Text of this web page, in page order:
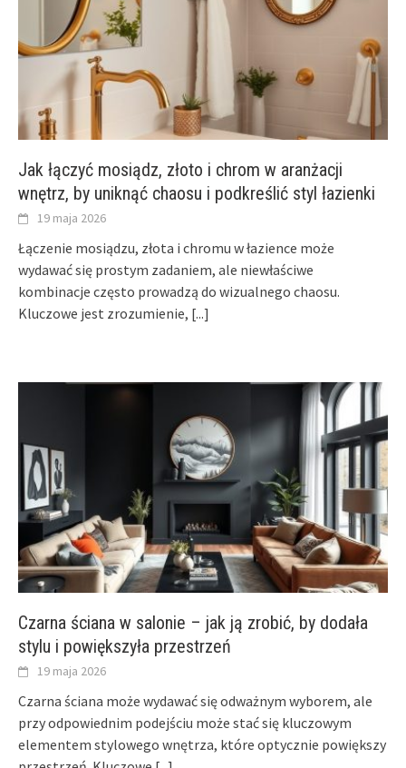
Jak łączyć mosiądz, złoto i chrom w aranżacji
wnętrz, by uniknąć chaosu i podkreślić styl łazienki
19 maja 2026
Łączenie mosiądzu, złota i chromu w łazience może
wydawać się prostym zadaniem, ale niewłaściwe
kombinacje często prowadzą do wizualnego chaosu.
Kluczowe jest zrozumienie, [...]
Czarna ściana w salonie – jak ją zrobić, by dodała
stylu i powiększyła przestrzeń
19 maja 2026
Czarna ściana może wydawać się odważnym wyborem, ale
przy odpowiednim podejściu może stać się kluczowym
elementem stylowego wnętrza, które optycznie powiększy